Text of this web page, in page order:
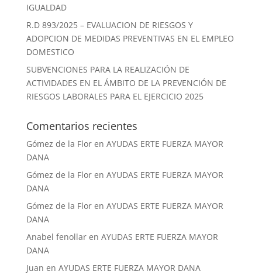
IGUALDAD
R.D 893/2025 – EVALUACION DE RIESGOS Y
ADOPCION DE MEDIDAS PREVENTIVAS EN EL EMPLEO
DOMESTICO
SUBVENCIONES PARA LA REALIZACIÓN DE
ACTIVIDADES EN EL ÁMBITO DE LA PREVENCIÓN DE
RIESGOS LABORALES PARA EL EJERCICIO 2025
Comentarios recientes
Gómez de la Floren AYUDAS ERTE FUERZA MAYOR
DANA
Gómez de la Floren AYUDAS ERTE FUERZA MAYOR
DANA
Gómez de la Floren AYUDAS ERTE FUERZA MAYOR
DANA
Anabel fenollaren AYUDAS ERTE FUERZA MAYOR
DANA
Juan en AYUDAS ERTE FUERZA MAYOR DANA